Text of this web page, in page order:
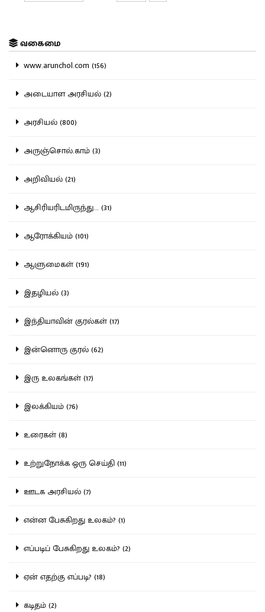
வகைமை
www.arunchol.com (156)
அடையாள அரசியல் (2)
அரசியல் (800)
அருஞ்சொல்.காம் (3)
அறிவியல் (21)
ஆசிரியரிடமிருந்து... (31)
ஆரோக்கியம் (101)
ஆளுமைகள் (191)
இதழியல் (3)
இந்தியாவின் குரல்கள் (17)
இன்னொரு குரல் (62)
இரு உலகங்கள் (17)
இலக்கியம் (76)
உரைகள் (8)
உற்றுநோக்க ஒரு செய்தி (11)
ஊடக அரசியல் (7)
என்ன பேசுகிறது உலகம்? (1)
எப்படிப் பேசுகிறது உலகம்? (2)
ஏன் எதற்கு எப்படி? (18)
கடிதம் (2)